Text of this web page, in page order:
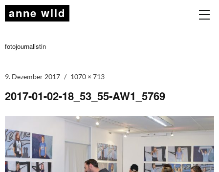
anne wild
fotojournalistin
9. Dezember 2017 1070 × 713
2017-01-02-18_53_55-AW1_5769